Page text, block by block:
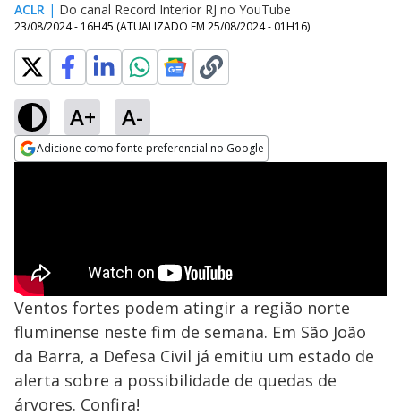
ACLR | Do canal Record Interior RJ no YouTube
23/08/2024 - 16H45 (ATUALIZADO EM 25/08/2024 - 01H16)
A+ A-
Adicione como fonte preferencial no Google
Ventos fortes podem atingir a região norte
fluminense neste fim de semana. Em São João
da Barra, a Defesa Civil já emitiu um estado de
alerta sobre a possibilidade de quedas de
árvores. Confira!